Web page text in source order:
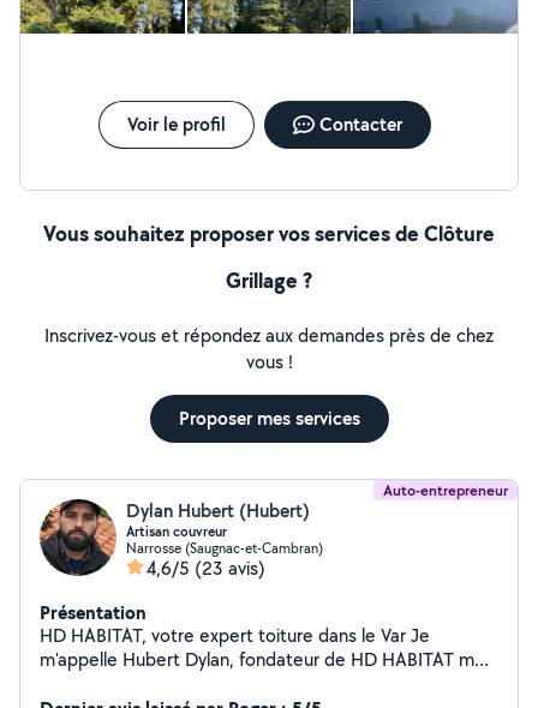
Voir le profil Contacter
Vous souhaitez proposer vos services de Clôture
Grillage ?
Inscrivez-vous et répondez aux demandes près de chez
vous !
Proposer mes services
Auto-entrepreneur
Dylan Hubert (Hubert)
Artisan couvreur
Narrosse (Saugnac-et-Cambran)
4,6/5 (23 avis)
Présentation
HD HABITAT, votre expert toiture dans le Var Je
m'appelle Hubert Dylan, fondateur de HD HABITAT mes